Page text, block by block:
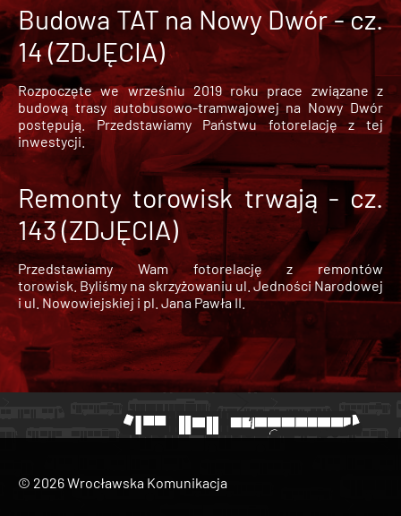
Budowa TAT na Nowy Dwór - cz.
14 (ZDJĘCIA)
Rozpoczęte we wrześniu 2019 roku prace związane z
budową trasy autobusowo-tramwajowej na Nowy Dwór
postępują. Przedstawiamy Państwu fotorelację z tej
inwestycji.
Remonty torowisk trwają - cz.
143 (ZDJĘCIA)
Przedstawiamy Wam fotorelację z remontów
torowisk. Byliśmy na skrzyżowaniu ul. Jedności Narodowej
i ul. Nowowiejskiej i pl. Jana Pawła II.
© 2026 Wrocławska Komunikacja